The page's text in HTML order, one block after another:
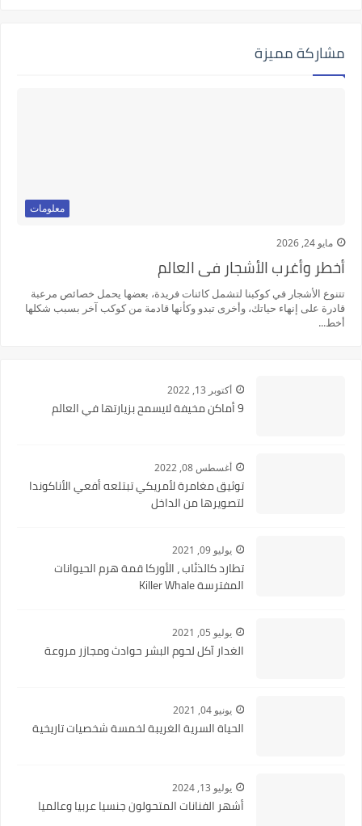
مشاركة مميزة
معلومات
مايو 24, 2026
أخطر وأغرب الأشجار فى العالم
تتنوع الأشجار في كوكبنا لتشمل كائنات فريدة، بعضها يحمل خصائص مرعبة
قادرة على إنهاء حياتك، وأخرى تبدو وكأنها قادمة من كوكب آخر بسبب شكلها
أخط...
أكتوبر 13, 2022
9 أماكن مخيفة لايسمح بزيارتها في العالم
أغسطس 08, 2022
توثيق مغامرة لأمريكي تبتلعه أفعي الأناكوندا
لتصويرها من الداخل
يوليو 09, 2021
تطارد كالذئاب ، الأوركا قمة هرم الحيوانات
المفترسة Killer Whale
يوليو 05, 2021
الغدار آكل لحوم البشر حوادث ومجازر مروعة
يونيو 04, 2021
الحياة السرية الغريبة لخمسة شخصيات تاريخية
يوليو 13, 2024
أشهر الفنانات المتحولون جنسيا عربيا وعالميا